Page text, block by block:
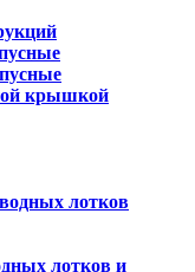
крышкой
лотков
лотков и